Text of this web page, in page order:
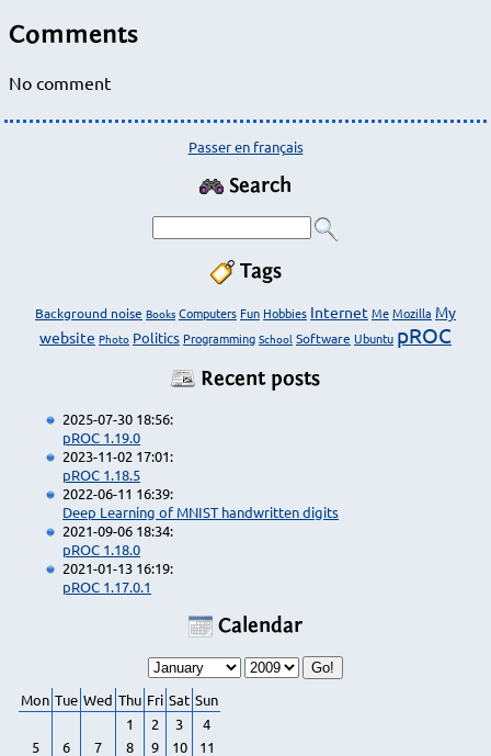
Comments
No comment
Passer en français
Search
Tags
Background noise Books Computers Fun Hobbies Internet MeMozilla My
website Photo Politics Programming School Software Ubuntu pROC
Recent posts
2025-07-30 18:56:
pROC 1.19.0
2023-11-02 17:01:
pROC 1.18.5
2022-06-11 16:39:
Deep Learning of MNIST handwritten digits
2021-09-06 18:34:
pROC 1.18.0
2021-01-13 16:19:
pROC 1.17.0.1
Calendar
Mon Tue Wed Thu Fri Sat Sun
1
2 3
4
5
6 7 8 9 10 11